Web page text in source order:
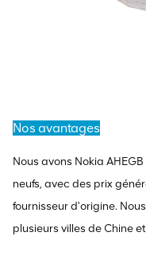
Nos avantages
Nous avons Nokia
neufs, avec des prix
fournisseur d'origine.
plusieurs villes de Chine